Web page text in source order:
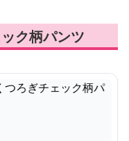
ク柄パンツ